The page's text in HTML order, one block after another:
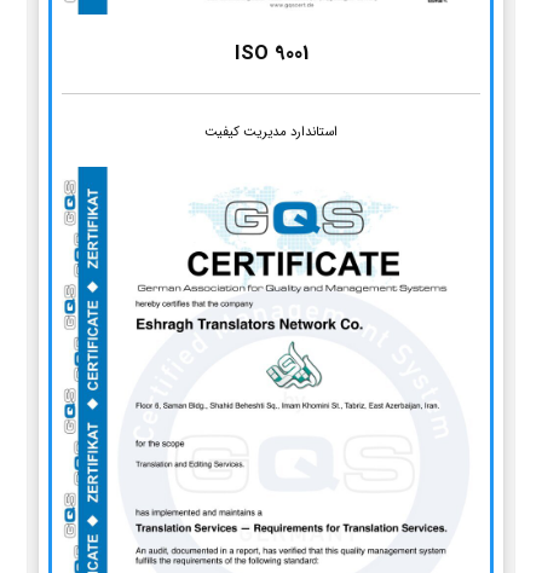
ISO 9001
استاندارد مدیریت کیفیت